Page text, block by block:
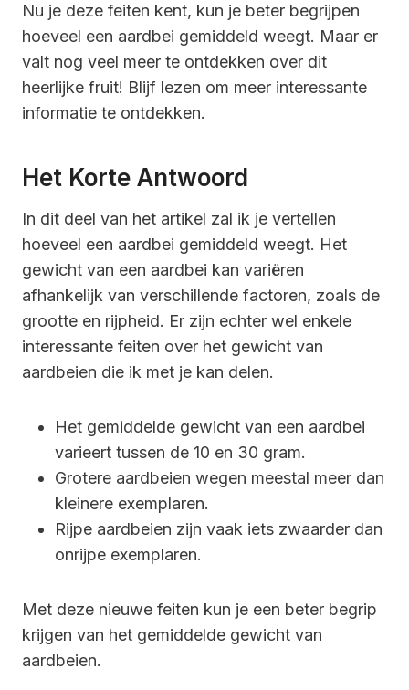
Nu je deze feiten kent, kun je beter begrijpen
hoeveel een aardbei gemiddeld weegt. Maar er
valt nog veel meer te ontdekken over dit
heerlijke fruit! Blijf lezen om meer interessante
informatie te ontdekken.
Het Korte Antwoord
In dit deel van het artikel zal ik je vertellen
hoeveel een aardbei gemiddeld weegt. Het
gewicht van een aardbei kan variëren
afhankelijk van verschillende factoren, zoals de
grootte en rijpheid. Er zijn echter wel enkele
interessante feiten over het gewicht van
aardbeien die ik met je kan delen.
Het gemiddelde gewicht van een aardbei
varieert tussen de 10 en 30 gram.
Grotere aardbeien wegen meestal meer dan
kleinere exemplaren.
Rijpe aardbeien zijn vaak iets zwaarder dan
onrijpe exemplaren.
Met deze nieuwe feiten kun je een beter begrip
krijgen van het gemiddelde gewicht van
aardbeien.